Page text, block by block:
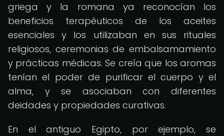
griega y la romana ya reconocían los
beneficios terapéuticos de los aceites
esenciales y los utilizaban en sus rituales
religiosos, ceremonias de embalsamamiento
y prácticas médicas. Se creía que los aromas
tenían el poder de purificar el cuerpo y el
alma, y se asociaban con diferentes
deidades y propiedades curativas.
En el antiguo Egipto, por ejemplo, se